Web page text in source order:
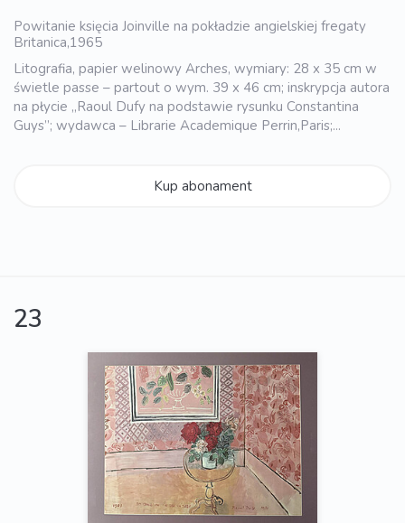
Powitanie księcia Joinville na pokładzie angielskiej fregaty
Britanica,1965
Litografia, papier welinowy Arches, wymiary: 28 x 35 cm w
świetle passe – partout o wym. 39 x 46 cm; inskrypcja autora
na płycie „Raoul Dufy na podstawie rysunku Constantina
Guys”; wydawca – Librarie Academique Perrin,Paris;...
Kup abonament
23